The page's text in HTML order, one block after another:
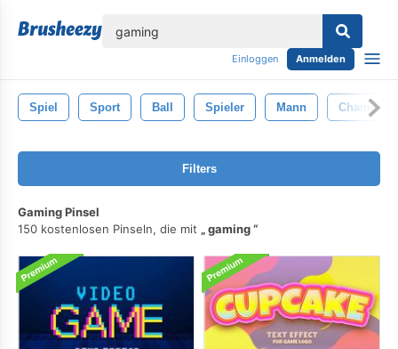
Einloggen Anmelden
Spiel Sport Ball Spieler Mann Champion
Filters
Gaming Pinsel
150 kostenlosen Pinseln, die mit
gaming